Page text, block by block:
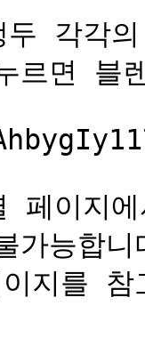
각각
르면 블
페이지
가능합
지를 참